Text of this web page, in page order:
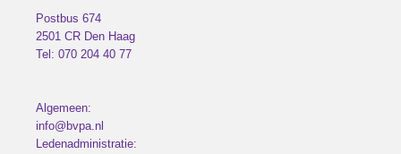
Postbus 674
2501 CR Den Haag
Tel: 070 204 40 77
Algemeen:
info@bvpa.nl
Ledenadministratie: